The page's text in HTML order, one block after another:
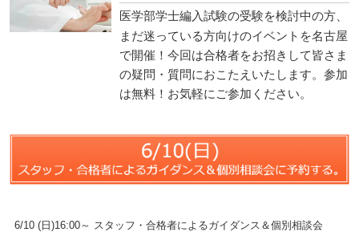
医学部学士編入試験の受験を検討中の方、
まだ迷っている方向けのイベントを名古屋
で開催！今回は合格者をお招きして皆さま
の疑問・質問におこたえいたします。参加
は無料！お気軽にご参加ください。
6/10 (日)16:00～ スタッフ・合格者によるガイダンス＆個別相談会